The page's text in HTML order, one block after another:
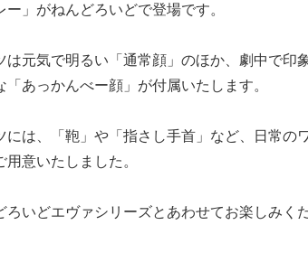
ー」がねんどろいどで登場です。
は元気で明るい「通常顔」のほか、劇中で印
「あっかんべー顔」が付属いたします。
には、「鞄」や「指さし手首」など、日常の
意いたしました。
ろいどエヴァシリーズとあわせてお楽しみくだ